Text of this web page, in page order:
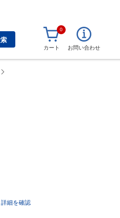
0
カート お問い合わせ
詳細を確認